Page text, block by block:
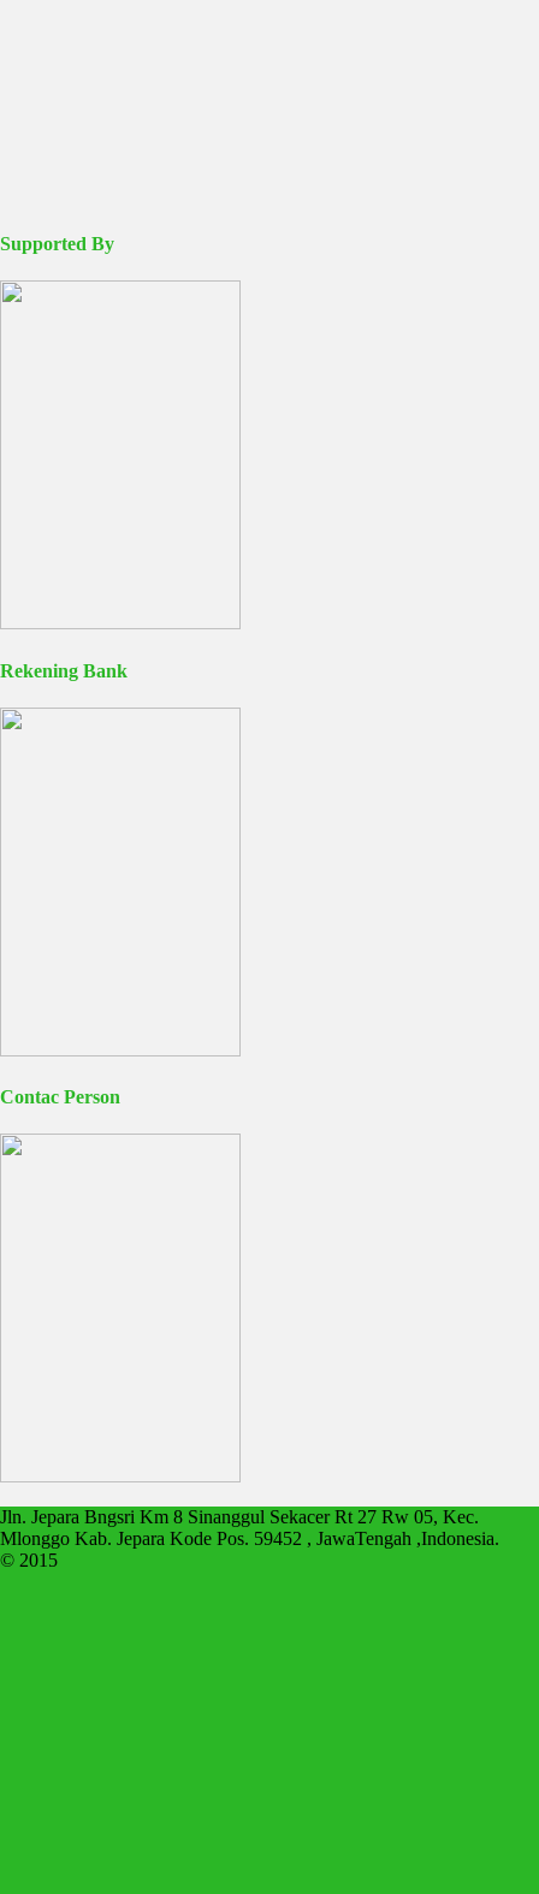
Supported By
Rekening Bank
Contac Person
Jln. Jepara Bngsri Km 8 Sinanggul Sekacer Rt 27 Rw 05, Kec.
Mlonggo Kab. Jepara Kode Pos. 59452 , JawaTengah ,Indonesia.
© 2015